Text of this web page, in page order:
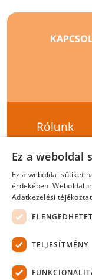
Rólunk
Hírlevél
Általános
Ez a weboldal
Ez a weboldal sütiket
érdekében.
Adatkezelési
TELJESÍTMÉNY